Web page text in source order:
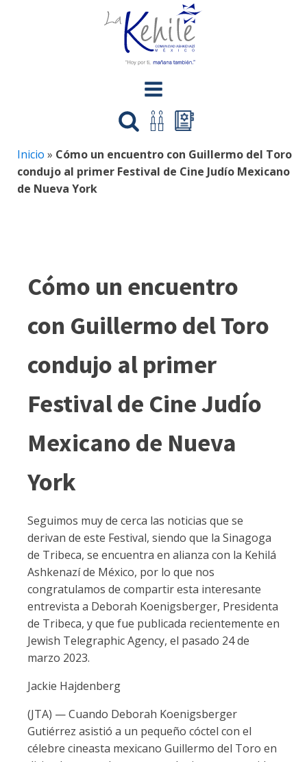
Inicio » Cómo un encuentro con Guillermo del Toro
condujo al primer Festival de Cine Judío Mexicano
de Nueva York
Cómo un encuentro
con Guillermo del Toro
condujo al primer
Festival de Cine Judío
Mexicano de Nueva
York
Seguimos muy de cerca las noticias que se
derivan de este Festival, siendo que la Sinagoga
de Tribeca, se encuentra en alianza con la Kehilá
Ashkenazí de México, por lo que nos
congratulamos de compartir esta interesante
entrevista a Deborah Koenigsberger, Presidenta
de Tribeca, y que fue publicada recientemente en
Jewish Telegraphic Agency, el pasado 24 de
marzo 2023.
Jackie Hajdenberg
(JTA) — Cuando Deborah Koenigsberger
Gutiérrez asistió a un pequeño cóctel con el
célebre cineasta mexicano Guillermo del Toro en